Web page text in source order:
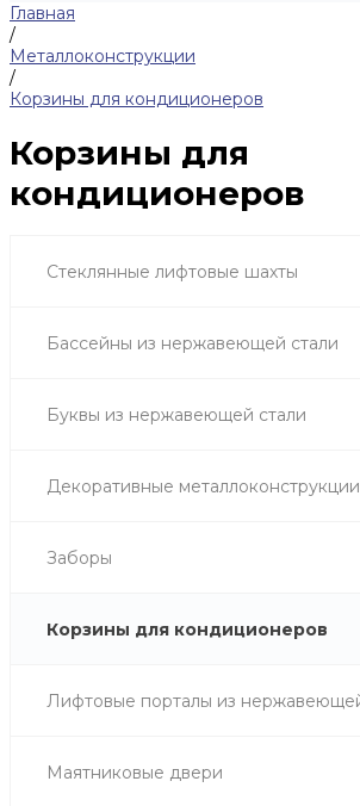
Главная
/
Металлоконструкции
/
Корзины для кондиционеров
Корзины для
кондиционеров
Cтеклянные лифтовые шахты
Бассейны из нержавеющей стали
Буквы из нержавеющей стали
Декоративные металлоконструкции
Заборы
Корзины для кондиционеров
Лифтовые порталы из
Маятниковые двери